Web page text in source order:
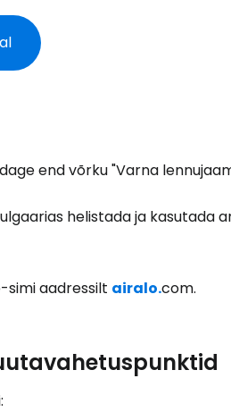
end võrku "Varna
helistada ja kasutada
simi aadressilt airalo.com.